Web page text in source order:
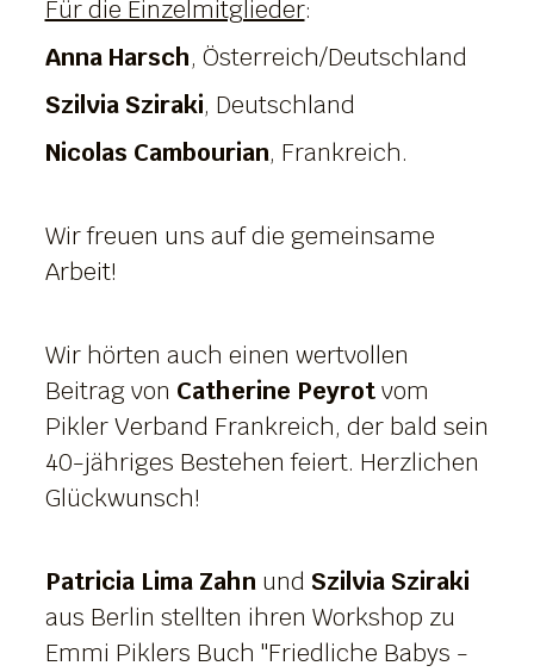
Für die Einzelmitglieder:
Anna Harsch, Österreich/Deutschland
Szilvia Sziraki, Deutschland
Nicolas Cambourian, Frankreich.
Wir freuen uns auf die gemeinsame
Arbeit!
Wir hörten auch einen wertvollen
Beitrag von Catherine Peyrotvom
Pikler Verband Frankreich, der bald sein
40-jähriges Bestehen feiert. Herzlichen
Glückwunsch!
Patricia Lima Zahnund Szilvia Sziraki
aus Berlin stellten ihren Workshop zu
Emmi Piklers Buch "Friedliche Babys -